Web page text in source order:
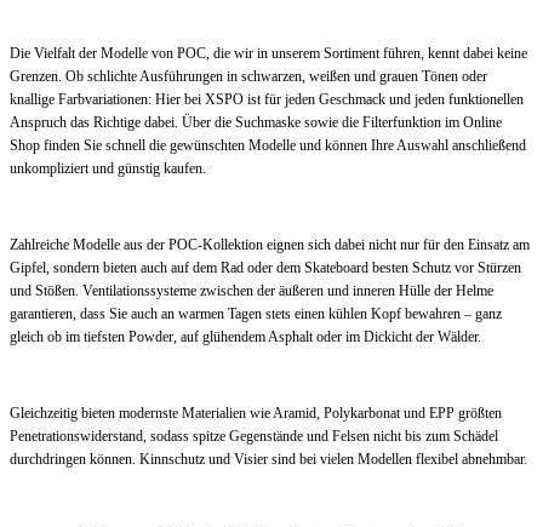
Die Vielfalt der Modelle von POC, die wir in unserem Sortiment führen, kennt dabei keine
Grenzen. Ob schlichte Ausführungen in schwarzen, weißen und grauen Tönen oder
knallige Farbvariationen: Hier bei XSPO ist für jeden Geschmack und jeden funktionellen
Anspruch das Richtige dabei. Über die Suchmaske sowie die Filterfunktion im Online
Shop finden Sie schnell die gewünschten Modelle und können Ihre Auswahl anschließend
unkompliziert und günstig kaufen.
Zahlreiche Modelle aus der POC-Kollektion eignen sich dabei nicht nur für den Einsatz am
Gipfel, sondern bieten auch auf dem Rad oder dem Skateboard besten Schutz vor Stürzen
und Stößen. Ventilationssysteme zwischen der äußeren und inneren Hülle der Helme
garantieren, dass Sie auch an warmen Tagen stets einen kühlen Kopf bewahren – ganz
gleich ob im tiefsten Powder, auf glühendem Asphalt oder im Dickicht der Wälder.
Gleichzeitig bieten modernste Materialien wie Aramid, Polykarbonat und EPP größten
Penetrationswiderstand, sodass spitze Gegenstände und Felsen nicht bis zum Schädel
durchdringen können. Kinnschutz und Visier sind bei vielen Modellen flexibel abnehmbar.